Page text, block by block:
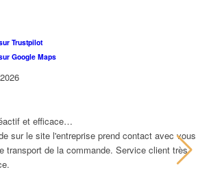
Trustpilot
Google Maps
et efficace…
sur le site l'entreprise prend contact avec vous
transport de la commande. Service client très